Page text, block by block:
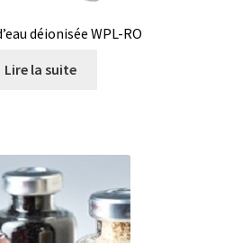
déionisée WPL-RO
Lire la suite